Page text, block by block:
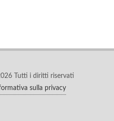
Tutti i diritti riservati
sulla privacy